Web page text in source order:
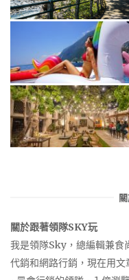
關於跟著領隊SKY玩
我是領隊Sky，總編輯兼食
代銷和網路行銷，現在用文